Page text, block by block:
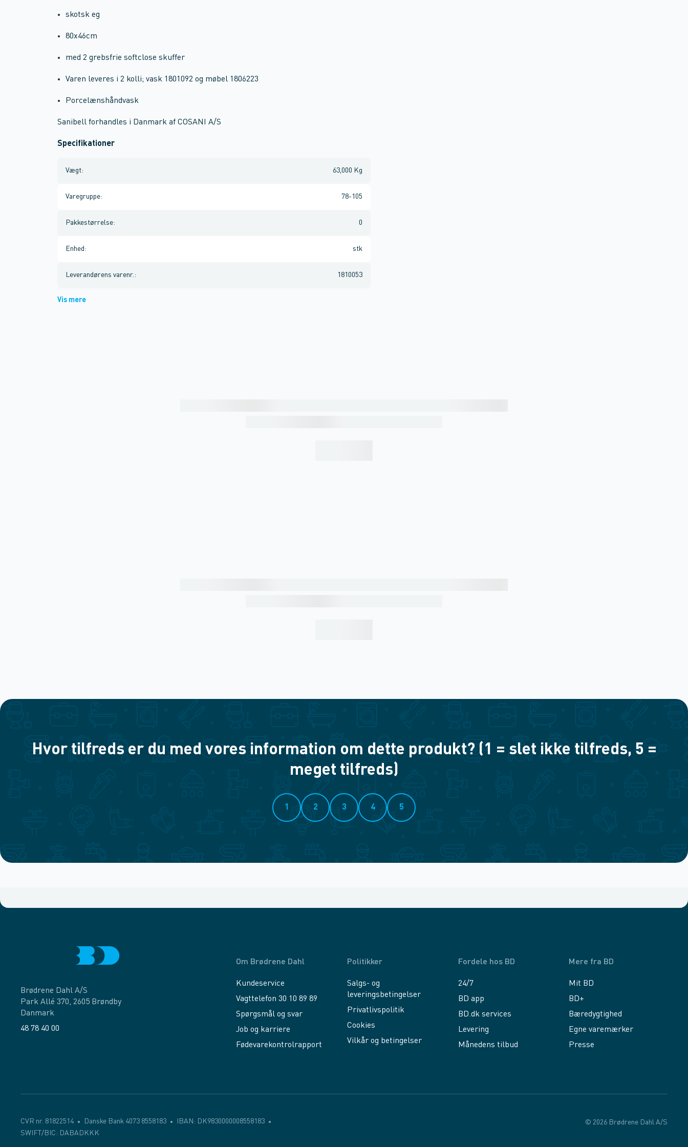
skotsk eg
80x46cm
med 2 grebsfrie softclose skuffer
Varen leveres i 2 kolli; vask 1801092 og møbel 1806223
Porcelænshåndvask
Sanibell forhandles i Danmark af COSANI A/S
Specifikationer
Vægt: 63,000 Kg
Varegruppe: 78-105
Pakkestørrelse: 0
Enhed : stk
Leverandørens varenr. : 1810053
Vis mere
Hvor tilfreds er du med vores information om dette produkt? (1 = slet ikke tilfreds, 5 =
meget tilfreds)
1 2 3 4 5
Brødrene Dahl A/S
Park Allé 370, 2605 Brøndby
Danmark
48 78 40 00
Om Brødrene Dahl
Kundeservice
Vagttelefon 30 10 89 89
Spørgsmål og svar
Job og karriere
Fødevarekontrolrapport
Politikker
Salgs- og
leveringsbetingelser
Privatlivspolitik
Cookies
Vilkår og betingelser
Fordele hos BD
24/7
BD app
BD.dk services
Levering
Månedens tilbud
Mere fra BD
Mit BD
BD+
Bæredygtighed
Egne varemærker
Presse
CVR nr. 81822514 Danske Bank 4073 8558183
IBAN: DK9830000008558183
SWIFT/BIC: DABADKKK
© 2026 Brødrene Dahl A/S